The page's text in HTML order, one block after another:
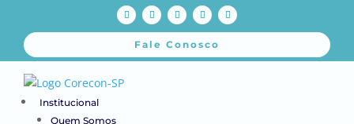
Fale Conosco
Institucional
Quem Somos